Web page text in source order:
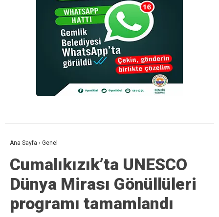
Ana Sayfa › Genel
Cumalıkızık’ta UNESCO
Dünya Mirası Gönüllüleri
programı tamamlandı